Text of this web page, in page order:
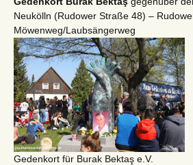
Neukölln (Rudower Straße 48) –
Möwenweg/Laubsängerweg
Gedenkort für Burak Bektaş e.V.